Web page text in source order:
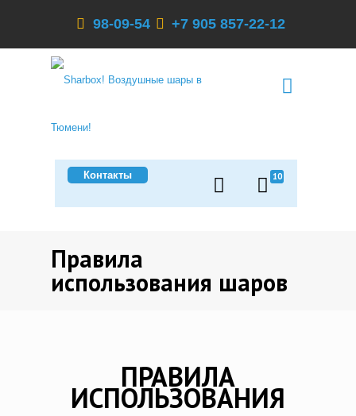
98-09-54 +7 905 857-22-12
10
Контакты
Правила
использования шаров
ПРАВИЛА
ИСПОЛЬЗОВАНИЯ